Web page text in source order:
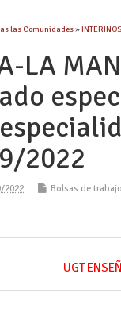
las Comunidades»INTERINOS
LA
2022
2022 Bolsas de
UGT